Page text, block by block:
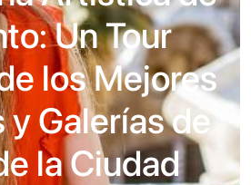
Un Tour
los Mejores
y Galerías de
la Ciudad